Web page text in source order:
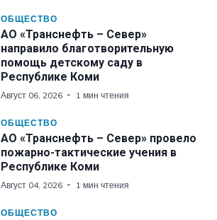
ОБЩЕСТВО
АО «Транснефть – Север»
направило благотворительную
помощь детскому саду в
Республике Коми
Август 06, 2026 1 мин чтения
ОБЩЕСТВО
АО «Транснефть – Север» провело
пожарно-тактические учения в
Республике Коми
Август 04, 2026 1 мин чтения
ОБЩЕСТВО